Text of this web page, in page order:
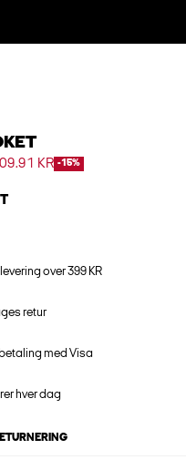
KR -15%
over 399 KR
retur
med Visa
hver dag